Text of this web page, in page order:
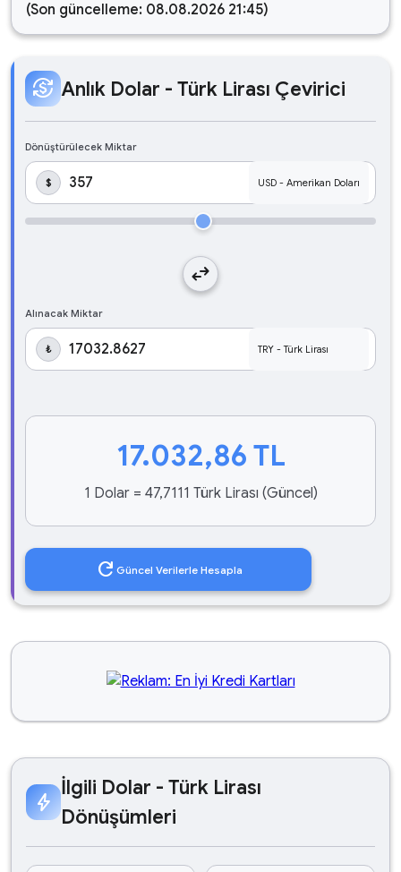
(Son güncelleme: 08.08.2026 21:45)
currency_exchange Anlık Dolar - Türk Lirası Çevirici
Dönüştürülecek Miktar
$
swap_horiz
Alınacak Miktar
₺
17.032,86 TL
1 Dolar = 47,7111 Türk Lirası (Güncel)
refresh Güncel Verilerle Hesapla
bolt
İlgili Dolar - Türk Lirası
Dönüşümleri